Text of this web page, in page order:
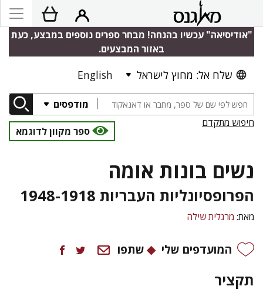
"אודיסיאה" עכשיו בהנחה! מבחר ספרים נוספים במבצע, כעת
באזור המבצעים.
שלח אל: מחוץ לישראל English
מודפסים
חיפוש מתקדם
ספר מקוון לדוגמא
נשים בונות אומה
הפרופסיונליות העבריות 1948-1918
מאת: מרגלית שילה
המועדפים שלי שתפו
תקציר